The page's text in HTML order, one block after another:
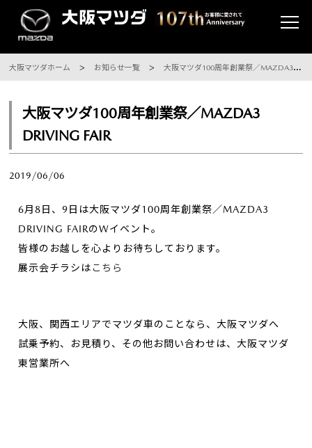
大阪マツダホーム お知らせ一覧 大阪マツダ100周年創業祭／MAZDA3 DRIVING FAIR
大阪マツダ100周年創業祭／MAZDA3
DRIVING FAIR
2019/06/06
6月8日、9日は大阪マツダ100周年創業祭／MAZDA3
DRIVING FAIRのWイベント。
皆様のお越しを心よりお待ちしております。
展示会チラシは こちら
大阪、関西エリアでマツダ車のことなら、大阪マツダへ
試乗予約、お見積り、その他お問い合わせは、大阪マツダ
東営業所へ